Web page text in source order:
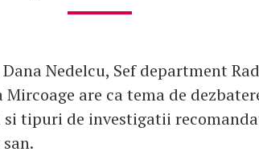
Nedelcu, Sef department
are ca tema de
si tipuri de investigatii